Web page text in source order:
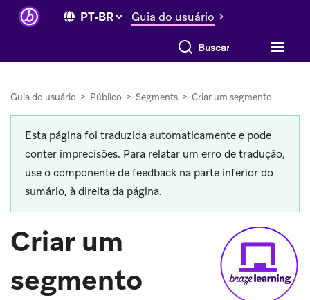
Guia do usuário
Buscar tudo
Guia do usuário > Público > Segments > Criar um segmento
Esta página foi traduzida automaticamente e pode
conter imprecisões. Para relatar um erro de tradução,
use o componente de feedback na parte inferior do
sumário, à direita da página.
Criar um
segmento